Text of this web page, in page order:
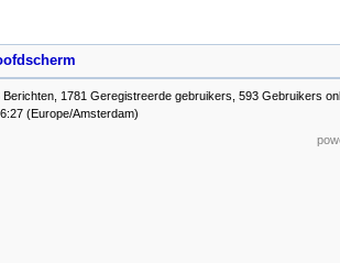
Berichten, 1781 Geregistreerde gebruikers, 593 Gebruikers
(Europe/Amsterdam)